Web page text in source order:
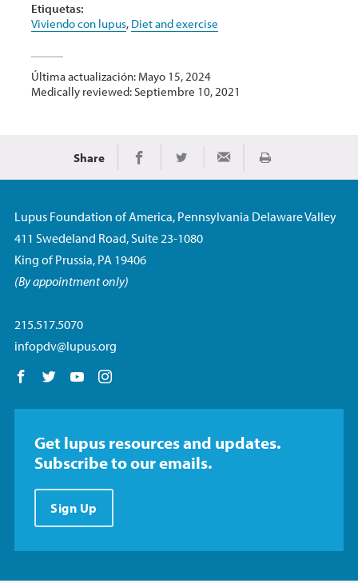
Etiquetas:
Viviendo con lupus, Diet and exercise
Última actualización: Mayo 15, 2024
Medically reviewed: Septiembre 10, 2021
Share Share on Facebook
Share on TwitterShare via EmailImprimir
Lupus Foundation of America, Pennsylvania Delaware Valley
411 Swedeland Road, Suite 23-1080
King of Prussia, PA 19406
(By appointment only)
215.517.5070
infopdv@lupus.org
Follow us on Facebook
Follow us on Twitter
Follow us on YouTube
Get lupus resources and updates.
Subscribe to our emails.
Sign Up